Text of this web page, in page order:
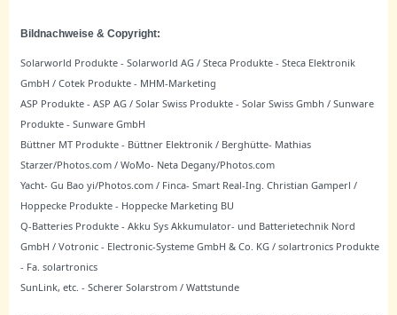
Bildnachweise & Copyright:
Solarworld Produkte - Solarworld AG / Steca Produkte - Steca Elektronik
GmbH / Cotek Produkte - MHM-Marketing
ASP Produkte - ASP AG / Solar Swiss Produkte - Solar Swiss Gmbh / Sunware
Produkte - Sunware GmbH
Büttner MT Produkte - Büttner Elektronik / Berghütte- Mathias
Starzer/Photos.com / WoMo- Neta Degany/Photos.com
Yacht- Gu Bao yi/Photos.com / Finca- Smart Real-Ing. Christian Gamperl /
Hoppecke Produkte - Hoppecke Marketing BU
Q-Batteries Produkte - Akku Sys Akkumulator- und Batterietechnik Nord
GmbH / Votronic - Electronic-Systeme GmbH & Co. KG / solartronics Produkte
- Fa. solartronics
SunLink, etc. - Scherer Solarstrom / Wattstunde